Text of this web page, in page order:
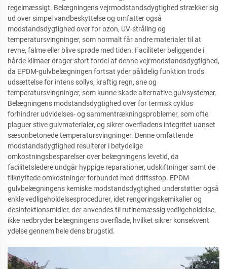
regelmæssigt. Belægningens vejrmodstandsdygtighed strækker sig
ud over simpel vandbeskyttelse og omfatter også
modstandsdygtighed over for ozon, UV-stråling og
temperatursvingninger, som normalt får andre materialer til at
revne, falme eller blive sprøde med tiden. Faciliteter beliggende i
hårde klimaer drager stort fordel af denne vejrmodstandsdygtighed,
da EPDM-gulvbelægningen fortsat yder pålidelig funktion trods
udsættelse for intens sollys, kraftig regn, sne og
temperatursvingninger, som kunne skade alternative gulvsystemer.
Belægningens modstandsdygtighed over for termisk cyklus
forhindrer udvidelses- og sammentrækningsproblemer, som ofte
plaguer stive gulvmaterialer, og sikrer overfladens integritet uanset
sæsonbetonede temperatursvingninger. Denne omfattende
modstandsdygtighed resulterer i betydelige
omkostningsbesparelser over belægningens levetid, da
facilitetsledere undgår hyppige reparationer, udskiftninger samt de
tilknyttede omkostninger forbundet med driftsstop. EPDM-
gulvbelægningens kemiske modstandsdygtighed understøtter også
enkle vedligeholdelsesprocedurer, idet rengøringskemikalier og
desinfektionsmidler, der anvendes til rutinemæssig vedligeholdelse,
ikke nedbryder belægningens overflade, hvilket sikrer konsekvent
ydelse gennem hele dens brugstid.